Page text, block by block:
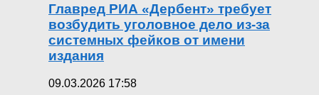
Главред РИА «Дербент» требует
возбудить уголовное дело из-за
системных фейков от имени
издания
09.03.2026 17:58